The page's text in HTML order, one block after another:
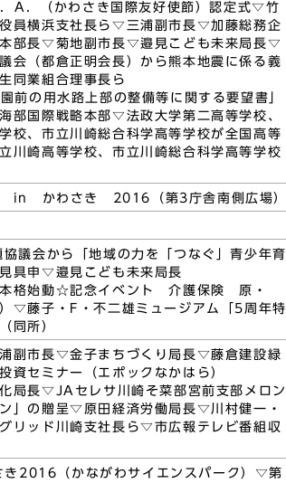
A．（かわさき国際友好使節）認定式▽竹
員横浜支社長ら▽三浦副市長▽加藤総務企
部長▽菊地副市長▽邉見こども未来局長▽
会（都倉正明会長）から熊本地震に係る義
同業組合理事長ら
前の用水路上部の整備等に関する要望書」
国際戦略本部▽法政大学第二高等学校、
校、市立川崎総合科学高等学校が全国高等
川崎高等学校、市立川崎総合科学高等学校
in かわさき 2016（第3庁舎南側広場）
議会から「地域の力を「つなぐ」青少年育
具申▽邉見こども未来局長
本格始動☆記念イベント 介護保険 原・
▽藤子・F・不二雄ミュージアム「5周年特
同所）
副市長▽金子まちづくり局長▽藤倉建設緑
セミナー（エポックなかはら）
局長▽JAセレサ川崎そ菜部宮前支部メロン
」の贈呈▽原田経済労働局長▽川村健一・
リッド川崎支社長ら▽市広報テレビ番組収
2016（かながわサイエンスパーク）▽第